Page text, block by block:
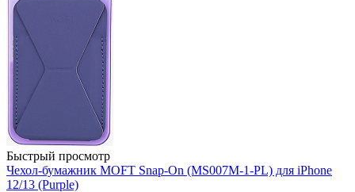
Быстрый просмотр
Чехол-бумажник MOFT Snap-On (MS007M-1-PL) для iPhone
12/13 (Purple)